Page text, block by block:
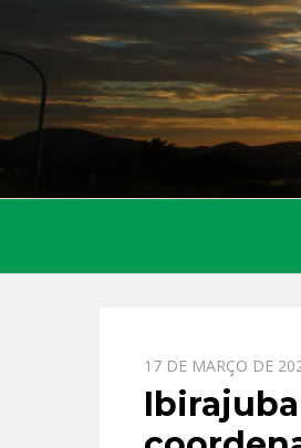
PPOSTADO
EM
17 DE MARÇO DE